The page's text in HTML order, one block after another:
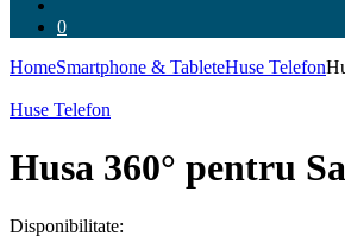
0
HomeSmartphone & TableteHuse Telefon
Huse Telefon
Husa 360° pentru
Disponibilitate: